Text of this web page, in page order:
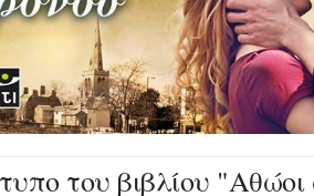
του βιβλίου "Αθώοι